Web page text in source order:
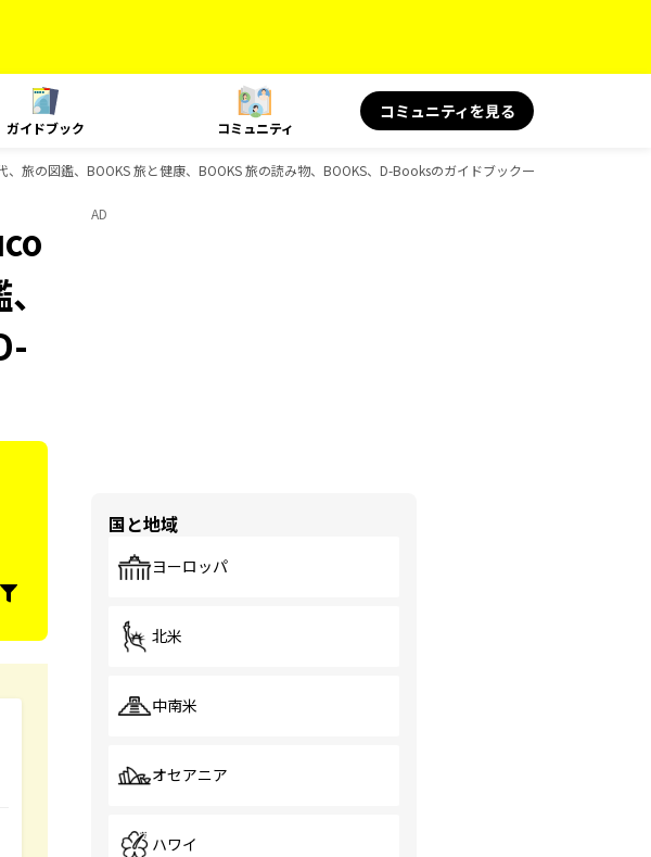
ガイドブック コミュニティ
コミュニティを見る
の図鑑、BOOKS 旅と健康、BOOKS 旅の読み物、BOOKS、D-Booksのガイドブック一覧
AD
国と地域
ヨーロッパ
北米
中南米
オセアニア
ハワイ